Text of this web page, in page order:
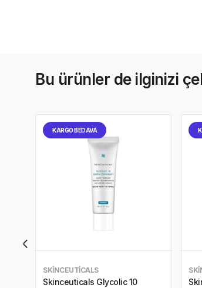
Bu ürünler de ilginizi
KARGO BEDAVA
SKINCEUTICALS
Skinceuticals Glycolic 10